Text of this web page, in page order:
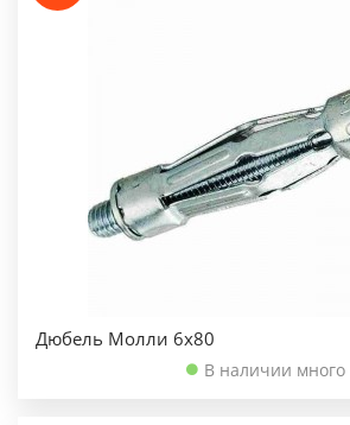
Дюбель Молли 6х80
В наличии много